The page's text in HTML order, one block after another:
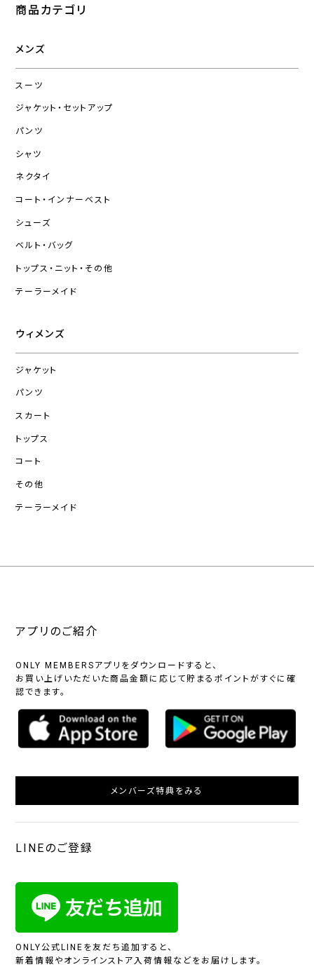
商品カテゴリ
メンズ
スーツ
ジャケット・セットアップ
パンツ
シャツ
ネクタイ
コート・インナーベスト
シューズ
ベルト・バッグ
トップス・ニット・その他
テーラーメイド
ウィメンズ
ジャケット
パンツ
スカート
トップス
コート
その他
テーラーメイド
アプリのご紹介
ONLY MEMBERSアプリをダウンロードすると、
お買い上げいただいた商品金額に応じて貯まるポイントがすぐに確
認できます。
メンバーズ特典をみる
LINEのご登録
ONLY公式LINEを友だち追加すると、
新着情報やオンラインストア入荷情報などをお届けします。